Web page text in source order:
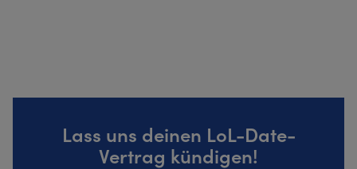
Lass uns deinen LoL-Date-
Vertrag kündigen!